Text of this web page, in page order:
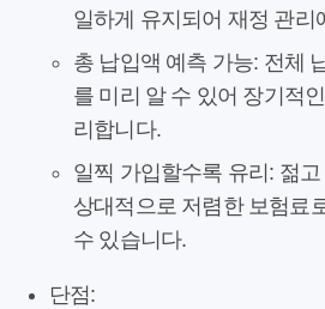
일하게 유지되어 재정 관리
총 납입액 예측 가능: 전체
를 미리 알 수 있어 장기적
리합니다.
일찍 가입할수록 유리: 젊
상대적으로 저렴한 보험료
수 있습니다.
단점: